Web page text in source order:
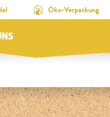
Öko-Verpackung